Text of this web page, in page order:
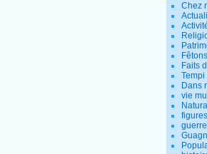
Chez
Faits
Tempi
Dans
vie
guerre